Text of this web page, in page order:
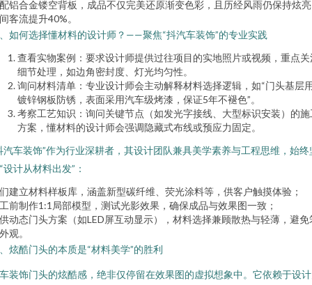
铝合金镂空背板，成品不仅完美还原渐变色彩，且历经风雨仍保持炫
客流提升40%。
如何选择懂材料的设计师？——聚焦“抖汽车装饰”的专业实践
查看实物案例：要求设计师提供过往项目的实地照片或视频，重点关
细节处理，如边角密封度、灯光均匀性。
询问材料清单：专业设计师会主动解释材料选择逻辑，如“门头基层
镀锌钢板防锈，表面采用汽车级烤漆，保证5年不褪色”。
考察工艺知识：询问关键节点（如发光字接线、大型标识安装）的施
方案，懂材料的设计师会强调隐藏式布线或预应力固定。
汽车装饰”作为行业深耕者，其设计团队兼具美学素养与工程思维，始终
设计从材料出发”：
建立材料样板库，涵盖新型碳纤维、荧光涂料等，供客户触摸体验；
前制作1:1局部模型，测试光影效果，确保成品与效果图一致；
动态门头方案（如LED屏互动显示），材料选择兼顾散热与轻薄，避免
观。
炫酷门头的本质是“材料美学”的胜利
装饰门头的炫酷感，绝非仅停留在效果图的虚拟想象中。它依赖于设